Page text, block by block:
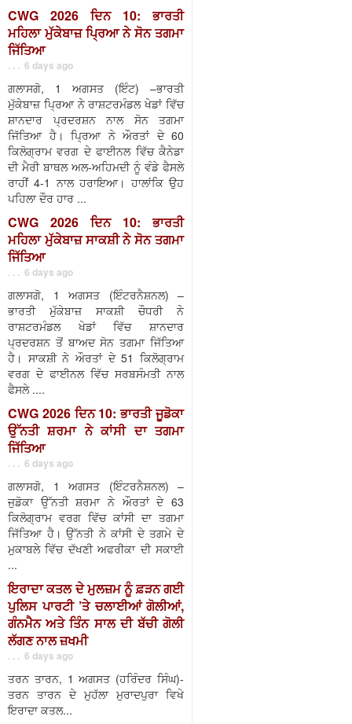
CWG 2026 ਦਿਨ 10: ਭਾਰਤੀ
ਮਹਿਲਾ ਮੁੱਕੇਬਾਜ਼ ਪ੍ਰਿਆ ਨੇ ਸੋਨ ਤਗਮਾ
ਜਿੱਤਿਆ
. . . 6 days ago
ਗਲਾਸਗੋ, 1 ਅਗਸਤ (ਇੰਟ) –ਭਾਰਤੀ
ਮੁੱਕੇਬਾਜ਼ ਪ੍ਰਿਆ ਨੇ ਰਾਸ਼ਟਰਮੰਡਲ ਖੇਡਾਂ ਵਿੱਚ
ਸ਼ਾਨਦਾਰ ਪ੍ਰਦਰਸ਼ਨ ਨਾਲ ਸੋਨ ਤਗਮਾ
ਜਿੱਤਿਆ ਹੈ। ਪ੍ਰਿਆ ਨੇ ਔਰਤਾਂ ਦੇ 60
ਕਿਲੋਗ੍ਰਾਮ ਵਰਗ ਦੇ ਫਾਈਨਲ ਵਿੱਚ ਕੈਨੇਡਾ
ਦੀ ਮੈਰੀ ਬਾਥਲ ਅਲ-ਅਹਿਮਦੀ ਨੂੰ ਵੰਡੇ ਫੈਸਲੇ
ਰਾਹੀਂ 4-1 ਨਾਲ ਹਰਾਇਆ। ਹਾਲਾਂਕਿ ਉਹ
ਪਹਿਲਾ ਦੌਰ ਹਾਰ ...
CWG 2026 ਦਿਨ 10: ਭਾਰਤੀ
ਮਹਿਲਾ ਮੁੱਕੇਬਾਜ਼ ਸਾਕਸ਼ੀ ਨੇ ਸੋਨ ਤਗਮਾ
ਜਿੱਤਿਆ
. . . 6 days ago
ਗਲਾਸਗੋ, 1 ਅਗਸਤ (ਇੰਟਰਨੈਸ਼ਨਲ) –
ਭਾਰਤੀ ਮੁੱਕੇਬਾਜ਼ ਸਾਕਸ਼ੀ ਚੌਧਰੀ ਨੇ
ਰਾਸ਼ਟਰਮੰਡਲ ਖੇਡਾਂ ਵਿੱਚ ਸ਼ਾਨਦਾਰ
ਪ੍ਰਦਰਸ਼ਨ ਤੋਂ ਬਾਅਦ ਸੋਨ ਤਗਮਾ ਜਿੱਤਿਆ
ਹੈ। ਸਾਕਸ਼ੀ ਨੇ ਔਰਤਾਂ ਦੇ 51 ਕਿਲੋਗ੍ਰਾਮ
ਵਰਗ ਦੇ ਫਾਈਨਲ ਵਿੱਚ ਸਰਬਸੰਮਤੀ ਨਾਲ
ਫੈਸਲੇ ....
CWG 2026 ਦਿਨ 10: ਭਾਰਤੀ ਜੂਡੋਕਾ
ਉੱਨਤੀ ਸ਼ਰਮਾ ਨੇ ਕਾਂਸੀ ਦਾ ਤਗਮਾ
ਜਿੱਤਿਆ
. . . 6 days ago
ਗਲਾਸਗੋ, 1 ਅਗਸਤ (ਇੰਟਰਨੈਸ਼ਨਲ) –
ਜੁਡੋਕਾ ਉੱਨਤੀ ਸ਼ਰਮਾ ਨੇ ਔਰਤਾਂ ਦੇ 63
ਕਿਲੋਗ੍ਰਾਮ ਵਰਗ ਵਿੱਚ ਕਾਂਸੀ ਦਾ ਤਗਮਾ
ਜਿੱਤਿਆ ਹੈ। ਉੱਨਤੀ ਨੇ ਕਾਂਸੀ ਦੇ ਤਗਮੇ ਦੇ
ਮੁਕਾਬਲੇ ਵਿੱਚ ਦੱਖਣੀ ਅਫਰੀਕਾ ਦੀ ਸਕਾਈ
...
ਇਰਾਦਾ ਕਤਲ ਦੇ ਮੁਲਜ਼ਮ ਨੂੰ ਫ਼ੜਨ ਗਈ
ਪੁਲਿਸ ਪਾਰਟੀ ’ਤੇ ਚਲਾਈਆਂ ਗੋਲੀਆਂ,
ਗੰਨਮੈਨ ਅਤੇ ਤਿੰਨ ਸਾਲ ਦੀ ਬੱਚੀ ਗੋਲੀ
ਲੱਗਣ ਨਾਲ ਜ਼ਖਮੀ
. . . 6 days ago
ਤਰਨ ਤਾਰਨ, 1 ਅਗਸਤ (ਹਰਿੰਦਰ ਸਿੰਘ)-
ਤਰਨ ਤਾਰਨ ਦੇ ਮੁਹੱਲਾ ਮੁਰਾਦਪੁਰਾ ਵਿਖੇ
ਇਰਾਦਾ ਕਤਲ...